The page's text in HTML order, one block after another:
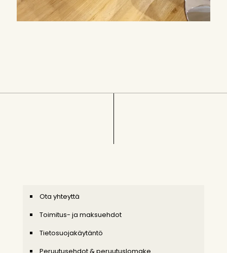
Ota yhteyttä
Toimitus- ja maksuehdot
Tietosuojakäytäntö